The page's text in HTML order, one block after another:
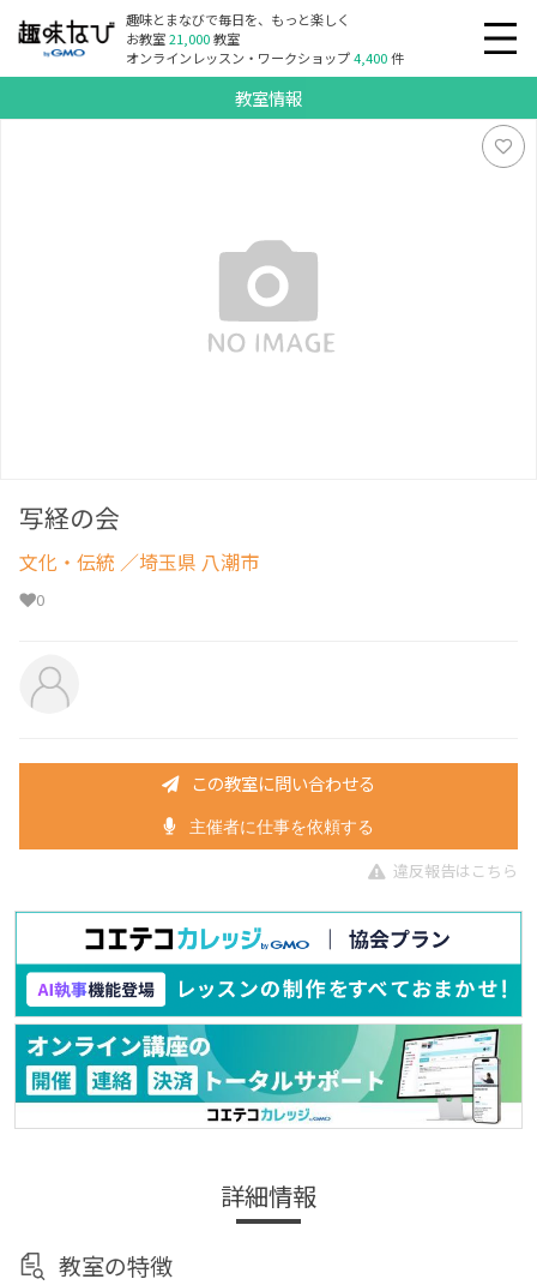
趣味とまなびで毎日を、もっと楽しく
お教室21,000教室
オンラインレッスン・ワークショップ4,400件
教室情報
写経の会
文化・伝統 ／埼玉県 八潮市
0
この教室に問い合わせる
主催者に仕事を依頼する
違反報告はこちら
詳細情報
教室の特徴